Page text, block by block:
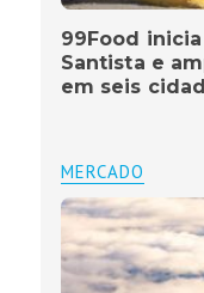
99Food
Santista e
em seis
MERCADO